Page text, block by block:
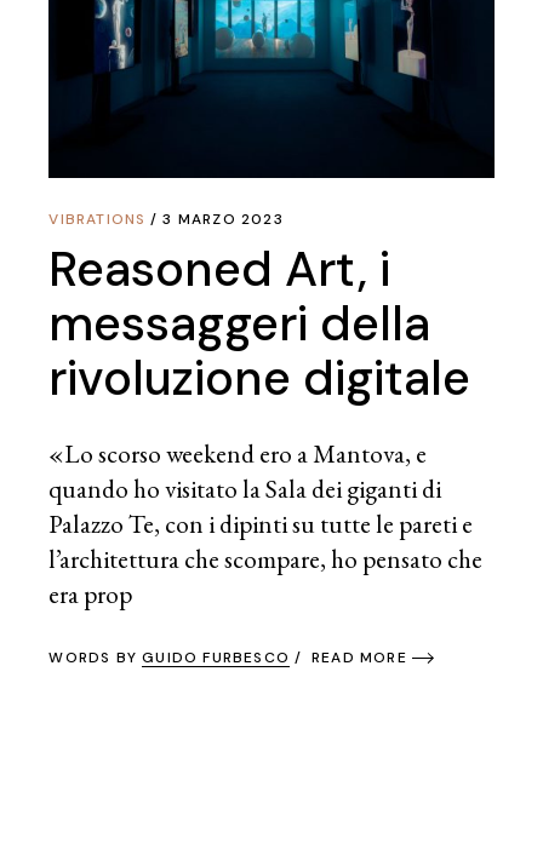
VIBRATIONS 3 MARZO 2023
Reasoned Art, i
messaggeri della
rivoluzione digitale
«Lo scorso weekend ero a Mantova, e
quando ho visitato la Sala dei giganti di
Palazzo Te, con i dipinti su tutte le pareti e
l’architettura che scompare, ho pensato che
era prop
WORDS BYGUIDO FURBESCO READ MORE